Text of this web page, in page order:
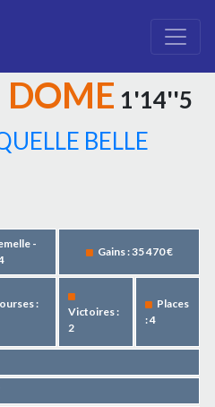
DOME 1'14''5
BELLE
-
Gains : 35 470 €
:
Victoires :
2
Places
: 4